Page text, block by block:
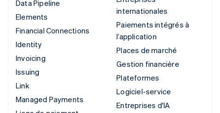
Data Pipeline
Elements
Financial Connections
Identity
Invoicing
Issuing
Link
Managed Payments
internationales
Paiements intégrés à
l’application
Places de marché
Gestion financière
Plateformes
Logiciel-service
Entreprises d'IA